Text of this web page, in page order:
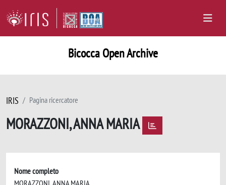
Bicocca Open Archive
IRIS Pagina ricercatore
MORAZZONI, ANNA MARIA
Nome completo
MORAZZONI, ANNA MARIA